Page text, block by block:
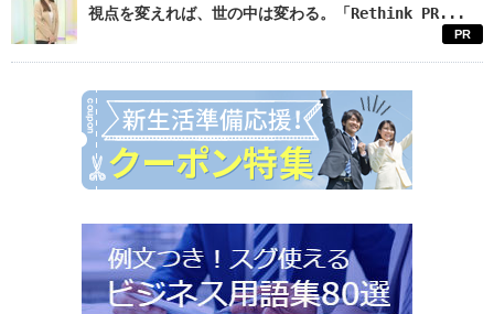
視点を変えれば、世の中は変わる。「Rethink PR...
PR